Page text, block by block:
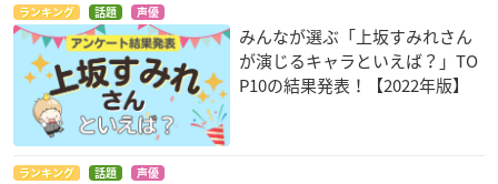
ランキング 話題 声優
みんなが選ぶ「上坂すみれさん
が演じるキャラといえば？」TO
P10の結果発表！【2022年版】
ランキング 話題 声優